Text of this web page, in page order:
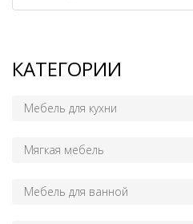
КАТЕГОРИИ
Мебель для кухни
Мягкая мебель
Мебель для ванной